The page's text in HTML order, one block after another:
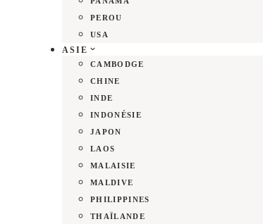
PEROU
USA
ASIE
CAMBODGE
CHINE
INDE
INDONÉSIE
JAPON
LAOS
MALAISIE
MALDIVE
PHILIPPINES
THAÏLANDE